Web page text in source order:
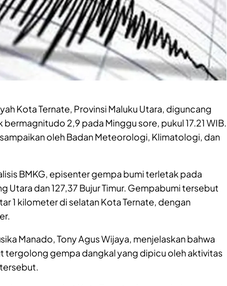
Kota Ternate, Provinsi Maluku Utara, diguncang
2,9 pada Minggu sore, pukul 17.21 WIB.
oleh Badan Meteorologi, Klimatologi, dan
BMKG, episenter gempa bumi terletak pada
Utara dan 127,37 Bujur Timur. Gempabumi tersebut
1 kilometer di selatan Kota Ternate, dengan
Manado, Tony Agus Wijaya, menjelaskan bahwa
tergolong gempa dangkal yang dipicu oleh aktivitas